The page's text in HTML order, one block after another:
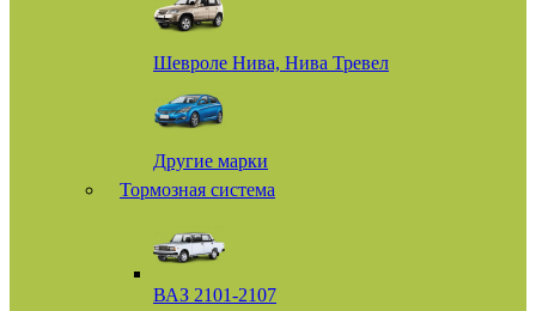
Шевроле Нива, Нива Тревел
Другие марки
Тормозная система
ВАЗ 2101-2107